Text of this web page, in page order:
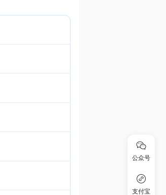
公众号
支付宝